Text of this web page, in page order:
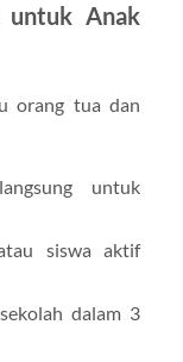
untuk Anak
orang tua dan
untuk
siswa aktif
dalam 3